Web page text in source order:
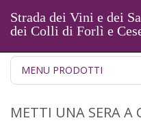
Strada dei Vini e dei
dei Colli di Forlì e
MENU PRODOTTI
METTI UNA SERA A